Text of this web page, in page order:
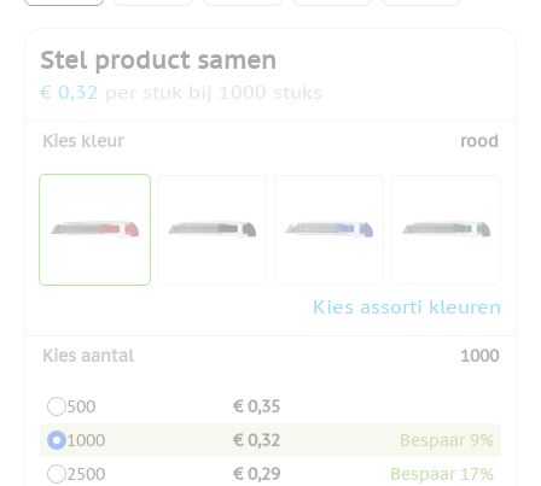
Stel product samen
€ 0,32 per stuk bij 1000 stuks
Kies kleur rood
Kies assorti kleuren
Kies aantal 1000
500
€ 0,35
1000
€ 0,32
Bespaar 9%
2500
€ 0,29
Bespaar 17%